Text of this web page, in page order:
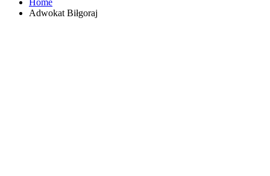
Home
Adwokat Biłgoraj